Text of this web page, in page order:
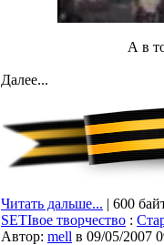
А в
Далее...
Читать дальше... | 600
SETIвое творчество :
Автор: mell в 09/05/2007